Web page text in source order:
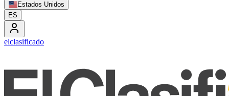
Estados Unidos
ES
elclasificado